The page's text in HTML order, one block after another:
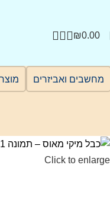
₪0.00
מחשבים ואביזרים
Click to enlarge